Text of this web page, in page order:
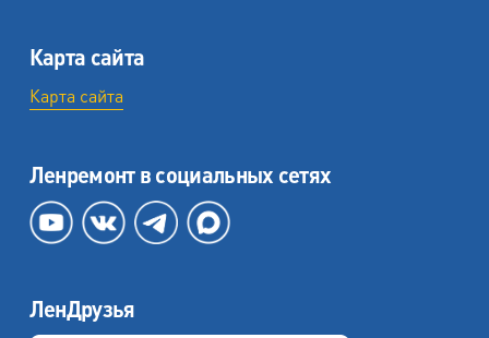
Карта сайта
Карта сайта
Ленремонт в социальных сетях
ЛенДрузья